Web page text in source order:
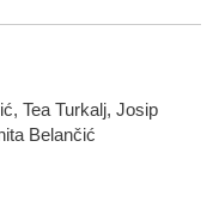
Tea Turkalj, Josip
Belančić